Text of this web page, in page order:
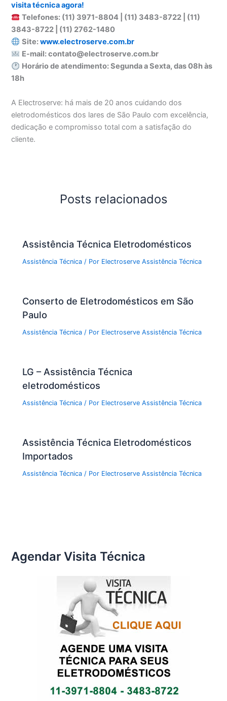
visita técnica agora!
Telefones: (11) 3971-8804 | (11) 3483-8722 | (11)
3843-8722 | (11) 2762-1480
Site:www.electroserve.com.br
E-mail: contato@electroserve.com.br
Horário de atendimento: Segunda a Sexta, das 08h às
18h
A Electroserve: há mais de 20 anos cuidando dos
eletrodomésticos dos lares de São Paulo com excelência,
dedicação e compromisso total com a satisfação do
cliente.
Posts relacionados
Assistência Técnica Eletrodomésticos
Assistência Técnica / Por Electroserve Assistência Técnica
Conserto de Eletrodomésticos em São
Paulo
Assistência Técnica / Por Electroserve Assistência Técnica
LG – Assistência Técnica
eletrodomésticos
Assistência Técnica / Por Electroserve Assistência Técnica
Assistência Técnica Eletrodomésticos
Importados
Assistência Técnica / Por Electroserve Assistência Técnica
Agendar Visita Técnica